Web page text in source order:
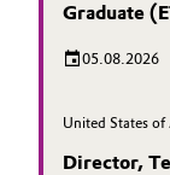
Graduate
05.08.2026
United States of
Director,